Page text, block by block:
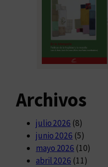
Archivos
julio 2026 (8)
junio 2026 (5)
mayo 2026 (10)
abril 2026 (11)